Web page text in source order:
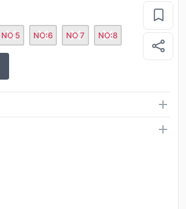
NO 5 NO:6 NO 7 NO:8